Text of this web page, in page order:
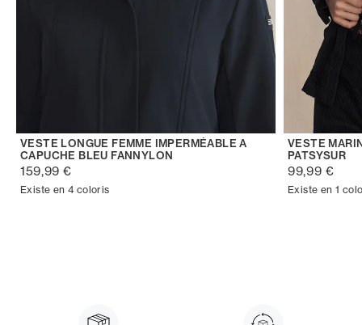
VESTE LONGUE FEMME IMPERMÉABLE A
CAPUCHE BLEU FANNYLON
159,99 €
Existe en 4 coloris
VESTE
PATSYSUR
99,99 €
Existe en 1